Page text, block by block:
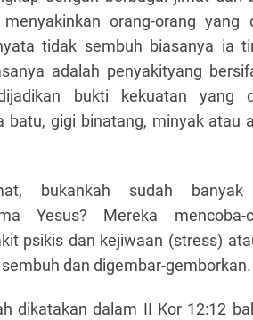
orang-orang yang
tidak sembuh biasanya ia
adalah penyakityang
bukti kekuatan yang
batu, gigi binatang, minyak
bukankah sudah
Yesus? Mereka
psikis dan kejiwaan (stress)
dan digembar-gemborkan.
dikatakan dalam II Kor 12:12